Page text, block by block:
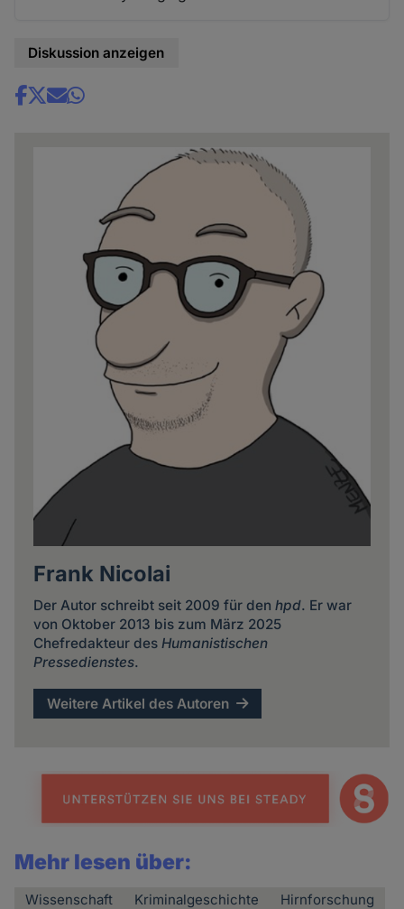
Diskussion anzeigen
Share
Frank Nicolai
Der Autor schreibt seit 2009 für den hpd. Er war
von Oktober 2013 bis zum März 2025
Chefredakteur des Humanistischen
Pressedienstes.
Weitere Artikel des Autoren
Mehr lesen über:
Wissenschaft Kriminalgeschichte
Hirnforschung